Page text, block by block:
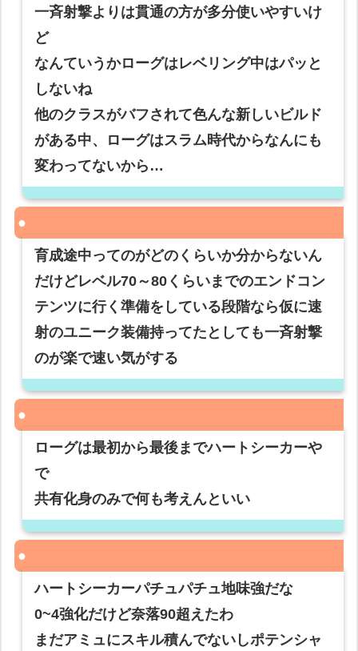
一斉射撃よりは貫通の方が多分使いやすいけ
ど
なんていうかローグはレベリング中はパッと
しないね
他のクラスがバフされて色んな新しいビルド
がある中、ローグはスラム時代からなんにも
変わってないから…
育成途中ってのがどのくらいか分からないん
だけどレベル70～80くらいまでのエンドコン
テンツに行く準備をしている段階なら仮に速
射のユニーク装備持ってたとしても一斉射撃
のが楽で速い気がする
ローグは最初から最後までハートシーカーや
で
共有化身のみで何も考えんといい
ハートシーカーパチュパチュ地味強だな
0~4強化だけど奈落90超えたわ
まだアミュにスキル積んでないしポテンシャ